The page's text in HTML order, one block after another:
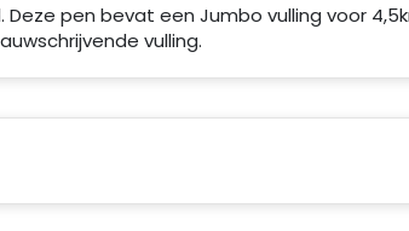
pen bevat een Jumbo vulling voor
vulling.